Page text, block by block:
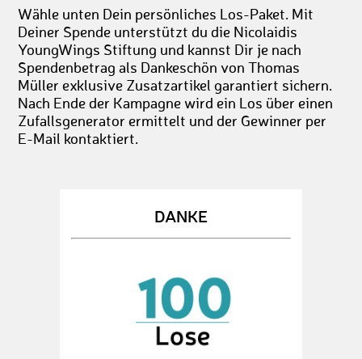
Wähle unten Dein persönliches Los-Paket. Mit
Deiner Spende unterstützt du die Nicolaidis
YoungWings Stiftung und kannst Dir je nach
Spendenbetrag als Dankeschön von Thomas
Müller exklusive Zusatzartikel garantiert sichern.
Nach Ende der Kampagne wird ein Los über einen
Zufallsgenerator ermittelt und der Gewinner per
E-Mail kontaktiert.
DANKE